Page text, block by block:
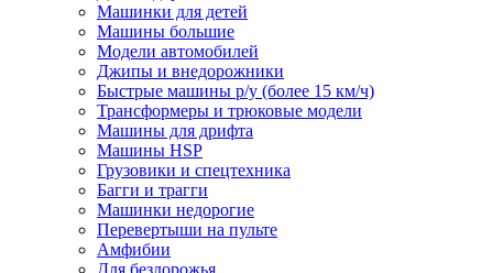
Машинки для детей
Машины большие
Модели автомобилей
Джипы и внедорожники
Быстрые машины р/у (более 15 км/ч)
Трансформеры и трюковые модели
Машины для дрифта
Машины HSP
Грузовики и спецтехника
Багги и трагги
Машинки недорогие
Перевертыши на пульте
Амфибии
Для бездорожья